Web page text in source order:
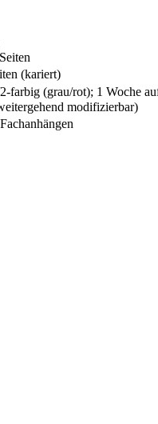
(kariert)
(grau/rot); 1 Woche
modifizierbar)